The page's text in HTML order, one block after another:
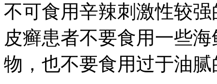
不可食用辛辣刺激性较
皮癣患者不要食用一些
物，也不要食用过于油